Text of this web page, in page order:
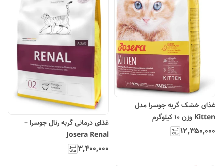
غذای خشک گربه جوسرا مدل
Kitten وزن 10 کیلوگرم
۱۲٬۳۵۰٬۰۰۰
غذای درمانی گربه رنال جوسرا –
Josera Renal
۳٬۴۰۰٬۰۰۰